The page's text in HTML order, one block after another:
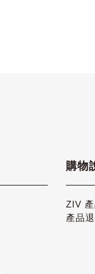
購物
ZIV
產品